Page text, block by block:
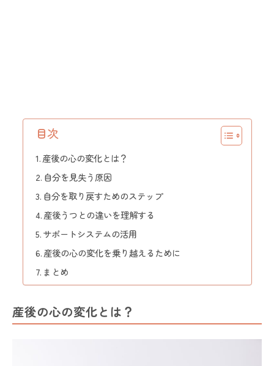
目次
産後の心の変化とは？
自分を見失う原因
自分を取り戻すためのステップ
産後うつとの違いを理解する
サポートシステムの活用
産後の心の変化を乗り越えるために
まとめ
産後の心の変化とは？